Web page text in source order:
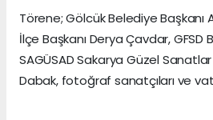
Törene; Gölcük Belediye Başkanı
İlçe Başkanı Derya Çavdar, GFSD
SAGÜSAD Sakarya Güzel
Dabak, fotoğraf sanatçıları ve